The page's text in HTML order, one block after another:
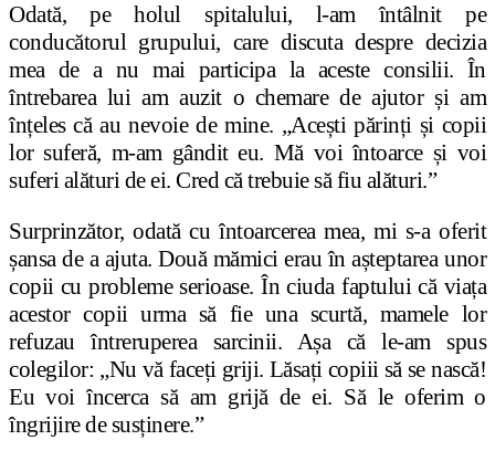
Odată, pe holul spitalului, l-am întâlnit pe
conducătorul grupului, care discuta despre decizia
mea de a nu mai participa la aceste consilii. În
întrebarea lui am auzit o chemare de ajutorși am
înțeles că au nevoie de mine. „Acești părinți și copii
lor suferă, m-am gândit eu. Mă voi întoarce și voi
suferi alături de ei. Cred că trebuie să fiu alături.”
Surprinzător, odată cu întoarcerea mea, mi s-a oferit
șansa de a ajuta. Două mămici erau în așteptarea unor
copii cu probleme serioase. În ciuda faptului că viața
acestor copii urma să fie una scurtă, mamele lor
refuzau întreruperea sarcinii. Așa că le-am spus
colegilor: „Nu vă faceți griji. Lăsați copiii să se nască!
Eu voi încerca să am grijă de ei. Să le oferim o
îngrijire de susținere.”